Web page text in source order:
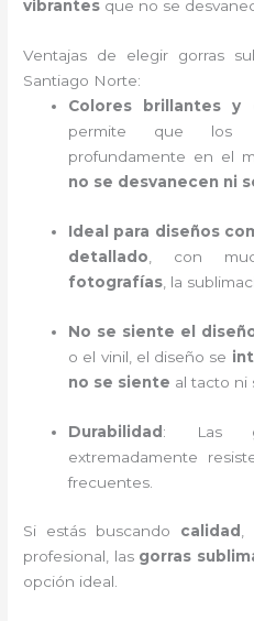
vibrantes que no se
Ventajas de elegir gorras
Santiago Norte:
Colores brillantes y
permite que los
profundamente en el
no se desvanecen ni
Ideal para diseños
detallado , con
fotografías , la
No se siente el
o el vinil, el diseño se
no se siente al tacto ni
Durabilidad: Las
extremadamente
frecuentes.
Si estás buscando calidad ,
profesional, las gorras
opción ideal.